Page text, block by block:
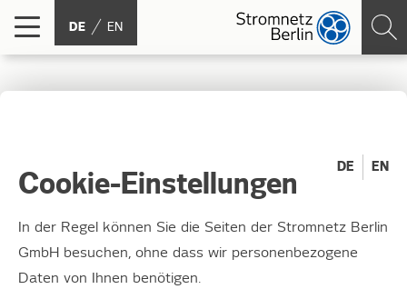
DE EN
Treibhausgasneutralität
Umwelt- und Klimaschutz sind für jedes
Unternehmen Kernaufgaben – besonders für
landeseigene Unternehmen. Wir senken
Cookie-Einstellungen
DE EN
In der Regel können Sie die Seiten der Stromnetz Berlin
GmbH besuchen, ohne dass wir personenbezogene
Daten von Ihnen benötigen.